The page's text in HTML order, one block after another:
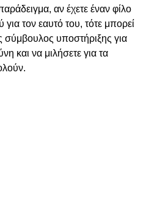
αν έχετε έναν φίλο
τον εαυτό του, τότε μπορεί
σύμβουλος υποστήριξης για
και να μιλήσετε για τα